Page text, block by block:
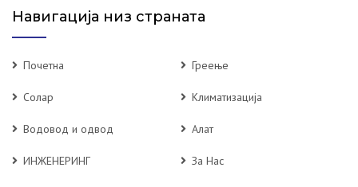
Навигација низ страната
Почетна Греење
Солар Климатизација
Водовод и одвод Алат
ИНЖЕНЕРИНГ За Нас